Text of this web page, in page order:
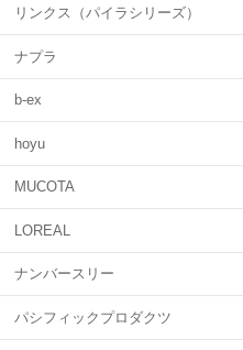
リンクス（パイラシリーズ）
ナプラ
b-ex
hoyu
MUCOTA
LOREAL
ナンバースリー
パシフィックプロダクツ